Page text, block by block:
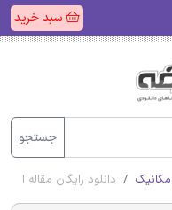
سبد خرید
جستجو
مکانیک دانلود رایگان مقاله اثر barreling در حین انجام آزمایش فشاری محوری نمونه مکعبی